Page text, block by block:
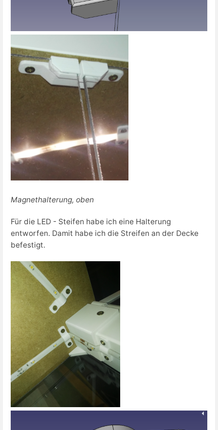
Magnethalterung, oben
Für die LED - Steifen habe ich eine Halterung
entworfen. Damit habe ich die Streifen an der Decke
befestigt.